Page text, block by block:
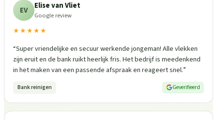
EV Elise van Vliet
Google review
★★★★★
“Super vriendelijke en secuur werkende jongeman! Alle vlekken
zijn eruit en de bank ruikt heerlijk fris. Het bedrijf is meedenkend
in het maken van een passende afspraak en reageert snel.”
Bank reinigen Geverifieerd